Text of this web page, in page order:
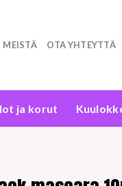
MEISTÄ OTA YHTEYTTÄ
ja korut